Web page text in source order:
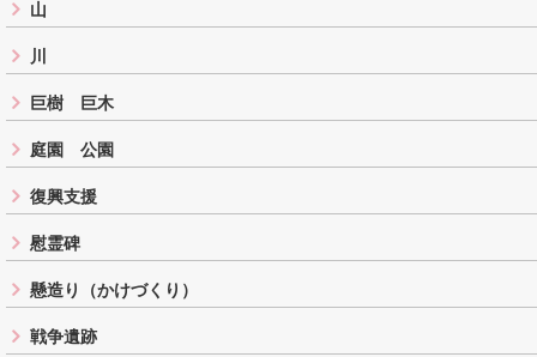
山
川
巨樹 巨木
庭園 公園
復興支援
慰霊碑
懸造り（かけづくり）
戦争遺跡